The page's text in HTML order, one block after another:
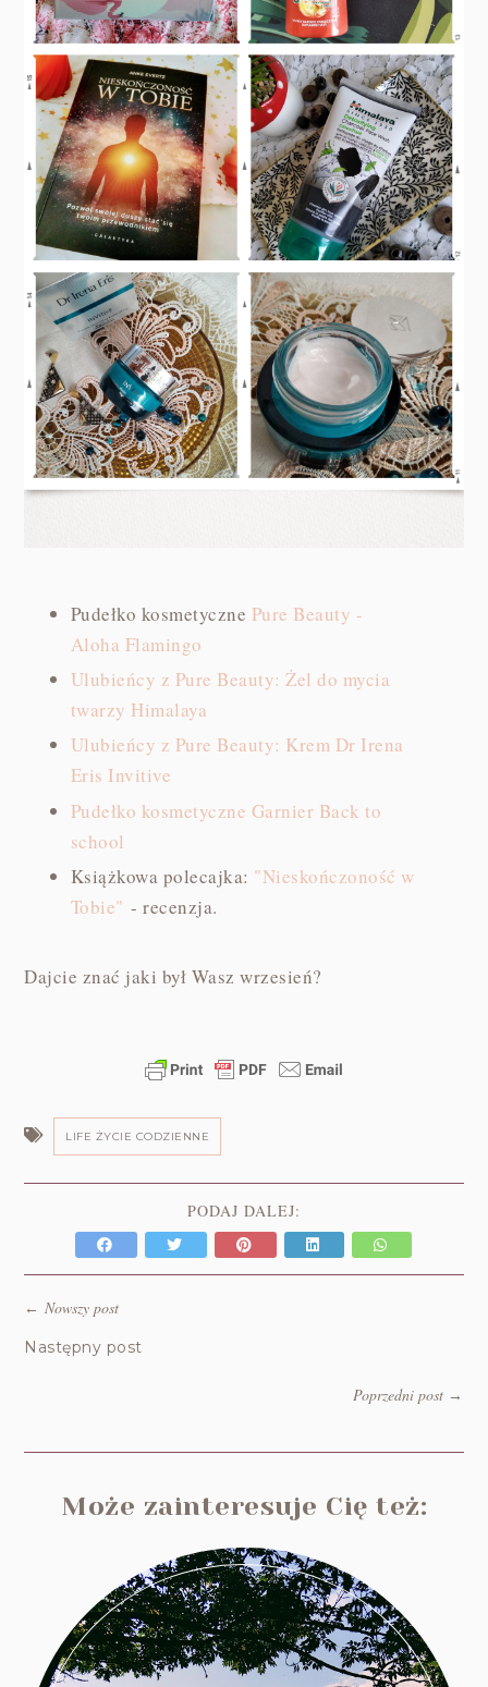
Pudełko kosmetyczne Pure Beauty -
Aloha Flamingo
Ulubieńcy z Pure Beauty: Żel do mycia
twarzy Himalaya
Ulubieńcy z Pure Beauty: Krem Dr Irena
Eris Invitive
Pudełko kosmetyczne Garnier Back to
school
Książkowa polecajka: "Nieskończoność w
Tobie" - recenzja.
Dajcie znać jaki był Wasz wrzesień?
LIFE ŻYCIE CODZIENNE
PODAJ DALEJ:
←Nowszy post
Następny post
Poprzedni post→
Może zainteresuje Cię też: